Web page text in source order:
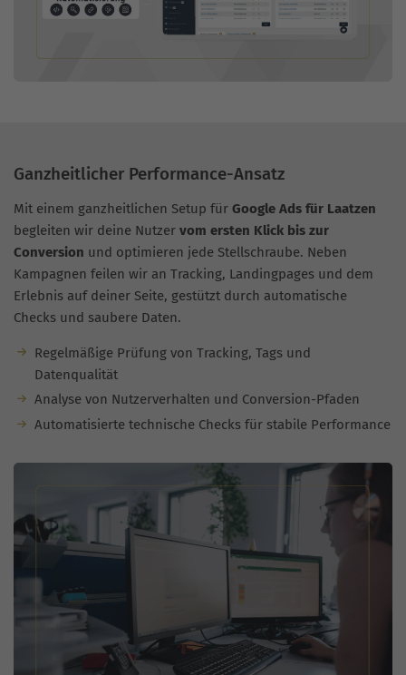
Ganzheitlicher Performance-Ansatz
Mit einem ganzheitlichen Setup für Google Ads für Laatzen
begleiten wir deine Nutzer vom ersten Klick bis zur
Conversion und optimieren jede Stellschraube. Neben
Kampagnen feilen wir an Tracking, Landingpages und dem
Erlebnis auf deiner Seite, gestützt durch automatische
Checks und saubere Daten.
Regelmäßige Prüfung von Tracking, Tags und
Datenqualität
Analyse von Nutzerverhalten und Conversion-Pfaden
Automatisierte technische Checks für stabile Performance